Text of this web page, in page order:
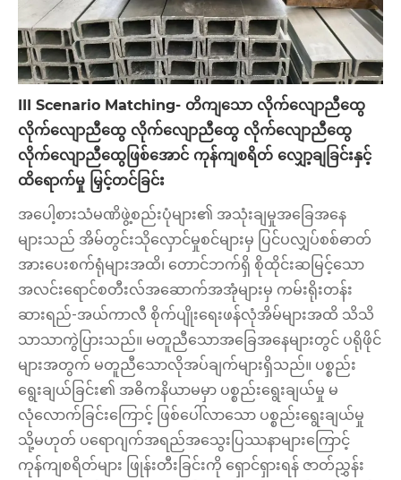
III Scenario Matching- တိကျသော လိုက်လျောညီထွေ
လိုက်လျောညီထွေ လိုက်လျောညီထွေ လိုက်လျောညီထွေ
လိုက်လျောညီထွေဖြစ်အောင် ကုန်ကျစရိတ် လျှော့ချခြင်းနှင့်
ထိရောက်မှု မြှင့်တင်ခြင်း
အပေါ့စားသံမဏိဖွဲ့စည်းပုံများ၏ အသုံးချမှုအခြေအနေ
များသည် အိမ်တွင်းသိုလှောင်မှုစင်များမှ ပြင်ပလျှပ်စစ်ဓာတ်
အားပေးစက်ရုံများအထိ၊ တောင်ဘက်ရှိ စိုထိုင်းဆမြင့်သော
အလင်းရောင်စတီးလ်အဆောက်အအုံများမှ ကမ်းရိုးတန်း
ဆားရည်-အယ်ကာလီ စိုက်ပျိုးရေးဖန်လုံအိမ်များအထိ သိသိ
သာသာကွဲပြားသည်။ မတူညီသောအခြေအနေများတွင် ပရိုဖိုင်
များအတွက် မတူညီသောလိုအပ်ချက်များရှိသည်။ ပစ္စည်း
ရွေးချယ်ခြင်း၏ အဓိကနိယာမမှာ ပစ္စည်းရွေးချယ်မှု မ
လုံလောက်ခြင်းကြောင့် ဖြစ်ပေါ်လာသော ပစ္စည်းရွေးချယ်မှု
သို့မဟုတ် ပရောဂျက်အရည်အသွေးပြဿနာများကြောင့်
ကုန်ကျစရိတ်များ ဖြုန်းတီးခြင်းကို ရှောင်ရှားရန် ဇာတ်ညွှန်း